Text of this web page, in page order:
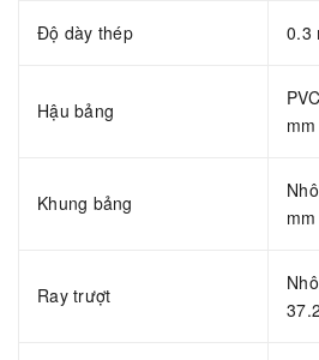
Độ dày thép 0.3
Hậu bảng
mm
Khung bảng
mm
Ray trượt